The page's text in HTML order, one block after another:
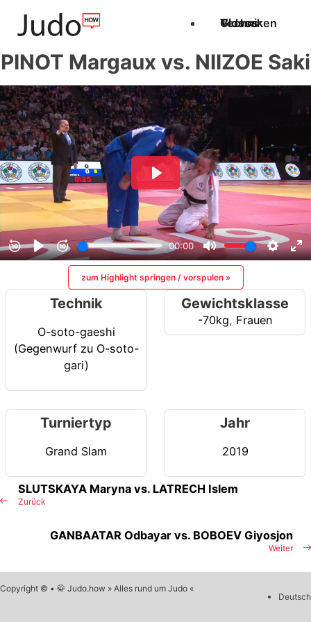
Techniken
Videos
Glossar
PINOT Margaux vs. NIIZOE Saki
zum Highlight springen / vorspulen »
Technik
O-soto-gaeshi
(Gegenwurf zu O-soto-
gari)
Gewichtsklasse
-70kg, Frauen
Turniertyp
Grand Slam
Jahr
2019
Zurück
SLUTSKAYA Maryna vs. LATRECH Islem
Weiter
GANBAATAR Odbayar vs. BOBOEV Giyosjon
Copyright © • 🥋 Judo.how » Alles rund um Judo «
Deutsch